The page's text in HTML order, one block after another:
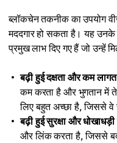
ब्लॉकचेन तकनीक का उपयोग
मददगार हो सकता है। यह
प्रमुख लाभ दिए गए हैं जो उन्हें
बढ़ी हुई दक्षता और कम
कम करता है और भुगतान में
लिए बहुत अच्छा है, जिससे
बढ़ी हुई सुरक्षा और
और लिंक करता है, जिससे